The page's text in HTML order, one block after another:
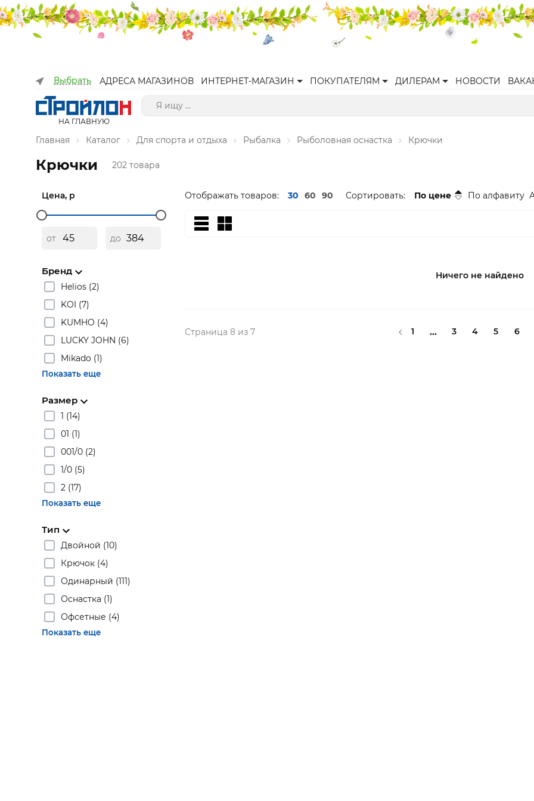
Выбрать АДРЕСА МАГАЗИНОВ ИНТЕРНЕТ-МАГАЗИН ПОКУПАТЕЛЯМ ДИЛЕРАМ НОВОСТИ
НА ГЛАВНУЮ
Главная Каталог Для спорта и отдыха Рыбалка Рыболовная оснастка Крючки
Крючки 202 товара
Цена, р
от до
Бренд
Helios (2)
KOI (7)
KUMHO (4)
LUCKY JOHN (6)
Mikado (1)
Показать еще
Размер
1 (14)
01 (1)
001/0 (2)
1/0 (5)
2 (17)
Показать еще
Тип
Двойной (10)
Крючок (4)
Одинарный (111)
Оснастка (1)
Офсетные (4)
Показать еще
Отображать товаров: 30 60 90 Сортировать: По цене По алфавиту
Ничего не найдено
Страница 8 из 7 1 ... 3 4 5 6